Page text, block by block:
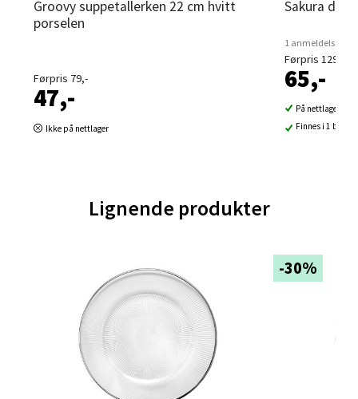
Groovy suppetallerken 22 cm hvitt
porselen
Førpris 79,-
47,-
Ikke på nettlager
Sakura
1 anmeldelse
Førpris 129,-
65,-
På nettlager
Finnes i 1 butikk
Lignende produkter
-30%
Ski - Thon Senter Ski
Ski Storsenter, Jernbanesvingen 6, 1400 Ski
Åpent i dag 10-21
Sortland - Sortland Storsenter
Strangata 26, 8400 Sortland
Åpent i dag 10-19
4 i butikk